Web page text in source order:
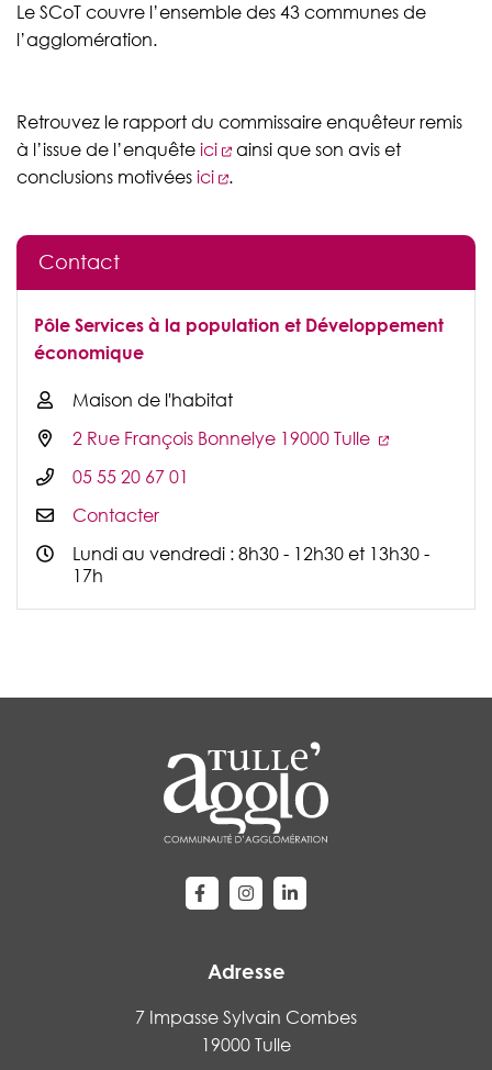
Le SCoT couvre l’ensemble des 43 communes de
l’agglomération.
Retrouvez le rapport du commissaire enquêteur remis
à l’issue de l’enquête ici
ainsi que son avis et
conclusions motivées ici .
Contact
Pôle Services à la population et Développement
économique
Maison de l'habitat
2 Rue François Bonnelye 19000 Tulle
05 55 20 67 01
Contacter
Lundi au vendredi : 8h30 - 12h30 et 13h30 -
17h
Lien vers le compte Facebook
Lien vers le compte Instagram
Lien vers le compte
Adresse
7 Impasse Sylvain Combes
19000 Tulle